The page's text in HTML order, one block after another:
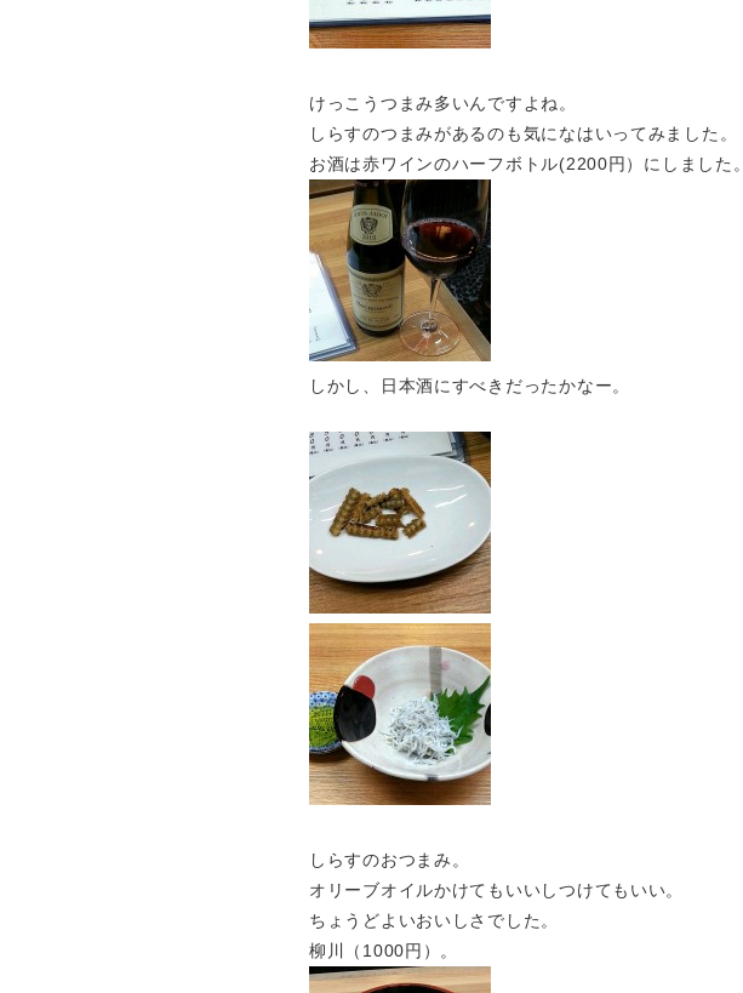
けっこうつまみ多いんですよね。
しらすのつまみがあるのも気になはいってみました。
お酒は赤ワインのハーフボトル(2200円）にしました。
しかし、日本酒にすべきだったかなー。
しらすのおつまみ。
オリーブオイルかけてもいいしつけてもいい。
ちょうどよいおいしさでした。
柳川（1000円）。